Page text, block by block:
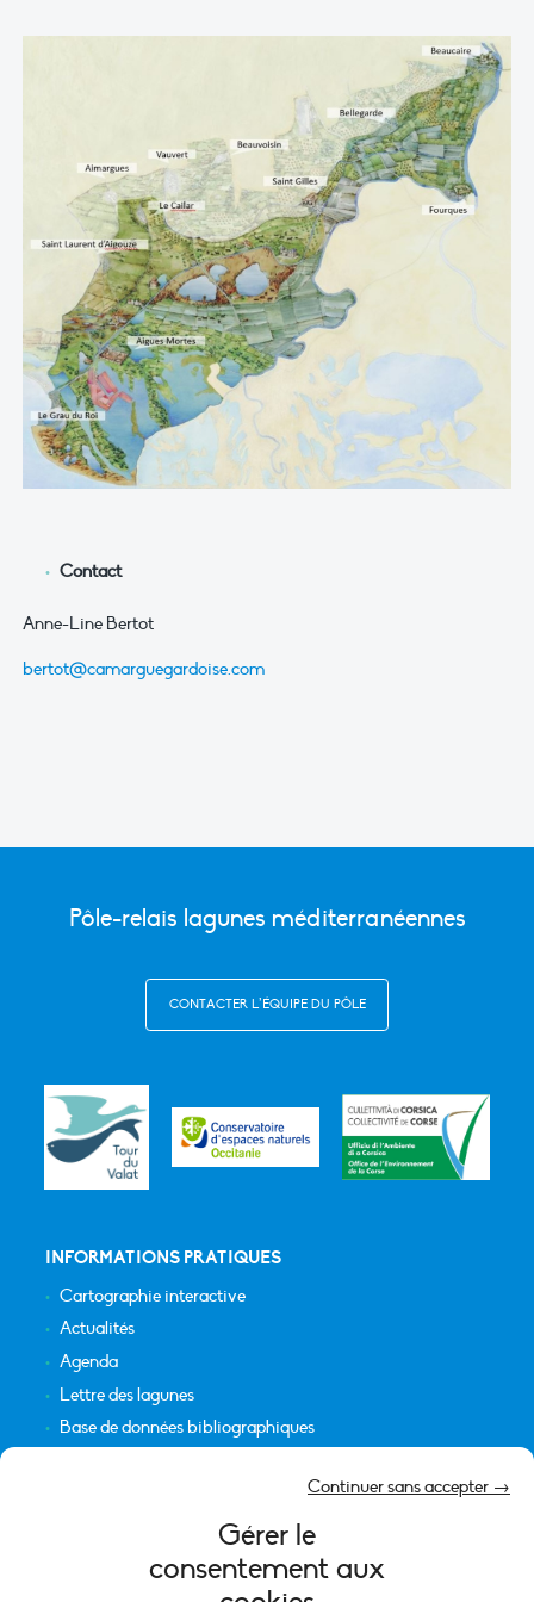
Gérer le
consentement aux
Continuer sans accepter →
Contact
Anne-Line Bertot
bertot@camarguegardoise.com
Pôle-relais lagunes méditerranéennes
CONTACTER L’ÉQUIPE DU PÔLE
INFORMATIONS PRATIQUES
Cartographie interactive
Actualités
Agenda
Lettre des lagunes
Base de données bibliographiques
Mentions légales